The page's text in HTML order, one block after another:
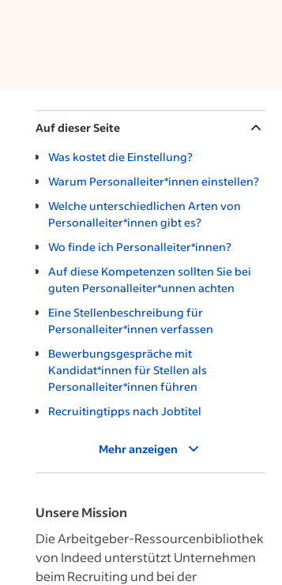
Auf dieser Seite
Was kostet die Einstellung?
Warum Personalleiter*innen einstellen?
Welche unterschiedlichen Arten von
Personalleiter*innen gibt es?
Wo finde ich Personalleiter*innen?
Auf diese Kompetenzen sollten Sie bei
guten Personalleiter*unnen achten
Eine Stellenbeschreibung für
Personalleiter*innen verfassen
Bewerbungsgespräche mit
Kandidat*innen für Stellen als
Personalleiter*innen führen
Recruitingtipps nach Jobtitel
Mehr anzeigen
Unsere Mission
Die Arbeitgeber-Ressourcenbibliothek
von Indeed unterstützt Unternehmen
beim Recruiting und bei der